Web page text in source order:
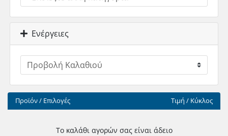
Ενέργειες
Προϊόν / Επιλογές Τιμή / Κύκλος
Το καλάθι αγορών σας είναι άδειο